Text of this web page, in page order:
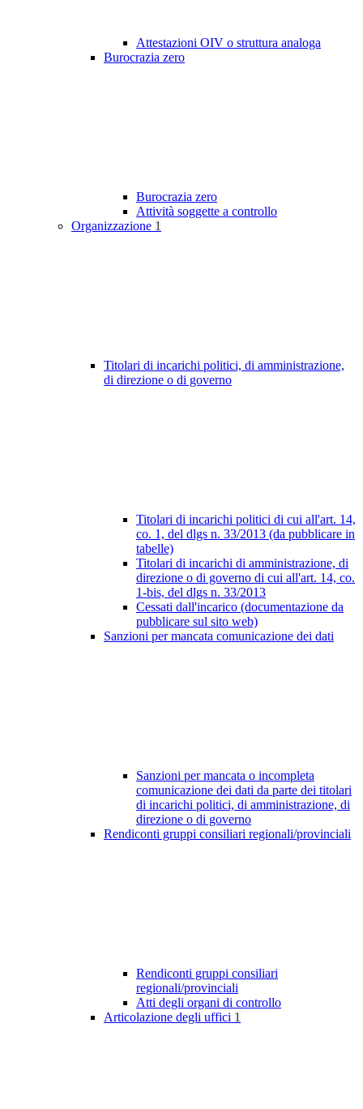
Attestazioni OIV o struttura analoga
Burocrazia zero
Burocrazia zero
Attività soggette a controllo
Organizzazione 1
Titolari di incarichi politici, di amministrazione,
di direzione o di governo
Titolari di incarichi politici di cui all'art. 14,
co. 1, del dlgs n. 33/2013 (da pubblicare in
tabelle)
Titolari di incarichi di amministrazione, di
direzione o di governo di cui all'art. 14, co.
1-bis, del dlgs n. 33/2013
Cessati dall'incarico (documentazione da
pubblicare sul sito web)
Sanzioni per mancata comunicazione dei dati
Sanzioni per mancata o incompleta
comunicazione dei dati da parte dei titolari
di incarichi politici, di amministrazione, di
direzione o di governo
Rendiconti gruppi consiliari regionali/provinciali
Rendiconti gruppi consiliari
regionali/provinciali
Atti degli organi di controllo
Articolazione degli uffici 1